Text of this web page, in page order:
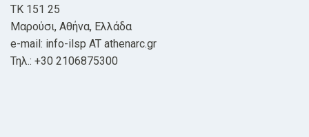
ΤΚ 151 25
Μαρούσι, Αθήνα, Ελλάδα
e-mail: info-ilsp AT athenarc.gr
Τηλ.: +30 2106875300